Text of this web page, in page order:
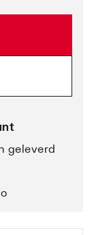
geleverd